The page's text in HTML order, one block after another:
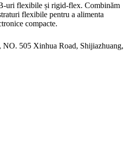
uri flexibile și rigid-flex. Combinăm
flexibile pentru a alimenta
compacte.
NO. 505 Xinhua Road, Shijiazhuang,